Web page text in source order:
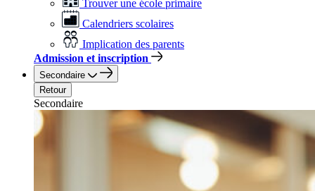
Trouver une école primaire
Calendriers scolaires
Implication des parents
Admission et inscription
Secondaire
Retour
Secondaire